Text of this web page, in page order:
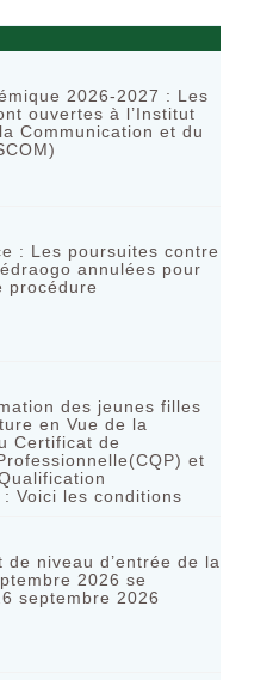
2026-2027 : Les
ouvertes à l’Institut
Communication et du
: Les poursuites contre
annulées pour
procédure
des jeunes filles
en Vue de la
Certificat de
et
Voici les conditions
de niveau d’entrée de la
2026 se
septembre 2026